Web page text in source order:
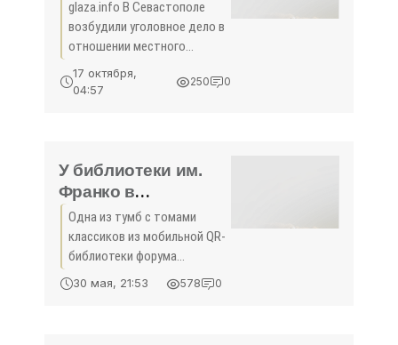
в спину -
«Севастополь»
glaza.info В Севастополе
возбудили уголовное дело в
отношении местного
жителя, подозреваемого в
покушении на убийство
улице
17 октября,
04:57
250 0
У библиотеки им.
Франко в
Симферополе
появилась
мобильная тумба с
классикой -
Одна из тумб с томами
классиков из мобильной QR-
библиотеки форума
«Таврида» была
установлена у входа в
30 мая, 21:53 578 0